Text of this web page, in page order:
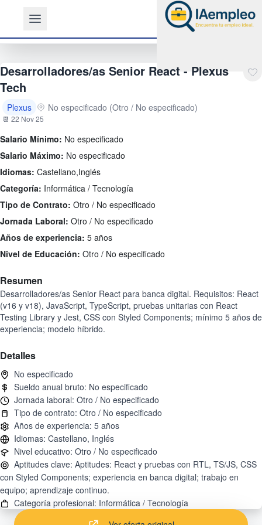
Desarrolladores/as Senior React - Plexus
Tech
Plexus No especificado (Otro / No especificado)
📆 22 Nov 25
Salario Mínimo: No especificado
Salario Máximo: No especificado
Idiomas: Castellano,Inglés
Categoría: Informática / Tecnología
Tipo de Contrato: Otro / No especificado
Jornada Laboral: Otro / No especificado
Años de experiencia: 5 años
Nivel de Educación: Otro / No especificado
Resumen
Desarrolladores/as Senior React para banca digital. Requisitos: React
(v16 y v18), JavaScript, TypeScript, pruebas unitarias con React
Testing Library y Jest, CSS con Styled Components; mínimo 5 años de
experiencia; modelo híbrido.
Detalles
Aptitudes clave: Aptitudes: React y pruebas con RTL, TS/JS, CSS
con Styled Components; experiencia en banca digital; trabajo en